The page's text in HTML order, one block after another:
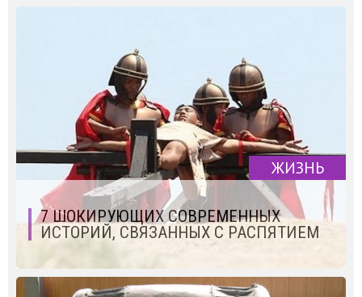
ЖИЗНЬ
7 ШОКИРУЮЩИХ СОВРЕМЕННЫХ
ИСТОРИЙ, СВЯЗАННЫХ С РАСПЯТИЕМ